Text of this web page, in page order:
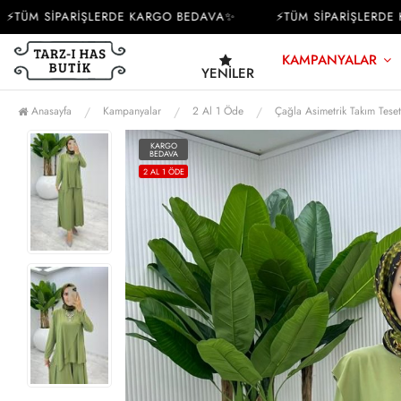
SİPARİŞLERDE KARGO BEDAVA✨ ⚡TÜM SİPARİŞLERDE
YENILER
KAMPANYALAR
Anasayfa Kampanyalar 2 Al 1 Öde Çağla Asimetrik Takım
KARGO
BEDAVA
2 AL 1 ÖDE